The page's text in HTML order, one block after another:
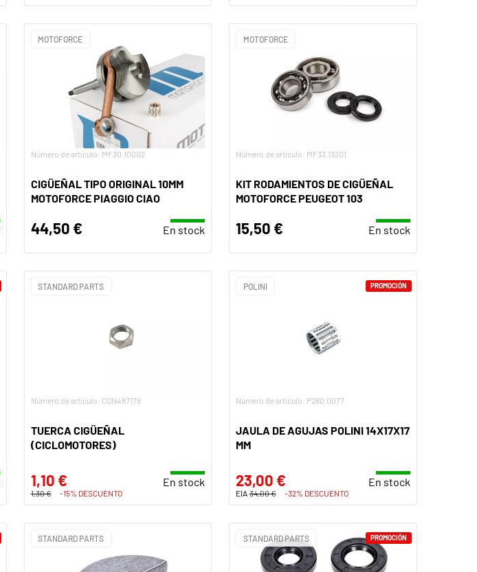
MOTOFORCE
Número de artículo: MF30.10002
CIGÜEÑAL TIPO ORIGINAL 10MM
MOTOFORCE PIAGGIO CIAO
44,50 € En stock
MOTOFORCE
Número de artículo: MF33.13201
KIT RODAMIENTOS DE CIGÜEÑAL
MOTOFORCE PEUGEOT 103
15,50 € En stock
STANDARD PARTS
Número de artículo: CGN487178
TUERCA CIGÜEÑAL
(CICLOMOTORES)
1,10 € En stock
1,30 € -15% DESCUENTO
POLINI
Número de artículo: P280.0077
JAULA DE AGUJAS POLINI 14X17X17
MM
23,00 € En stock
EIA34,00 € -32% DESCUENTO
PROMOCIÓN
STANDARD PARTS STANDARD PARTS PROMOCIÓN